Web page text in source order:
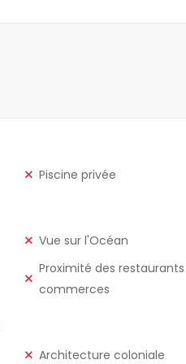
Piscine privée
Vue sur l'Océan
Proximité des
commerces
Architecture coloniale